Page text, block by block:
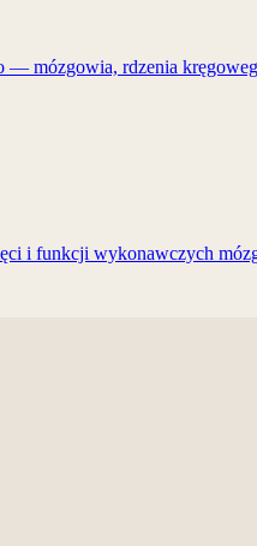
— mózgowia, rdzenia
i funkcji wykonawczych